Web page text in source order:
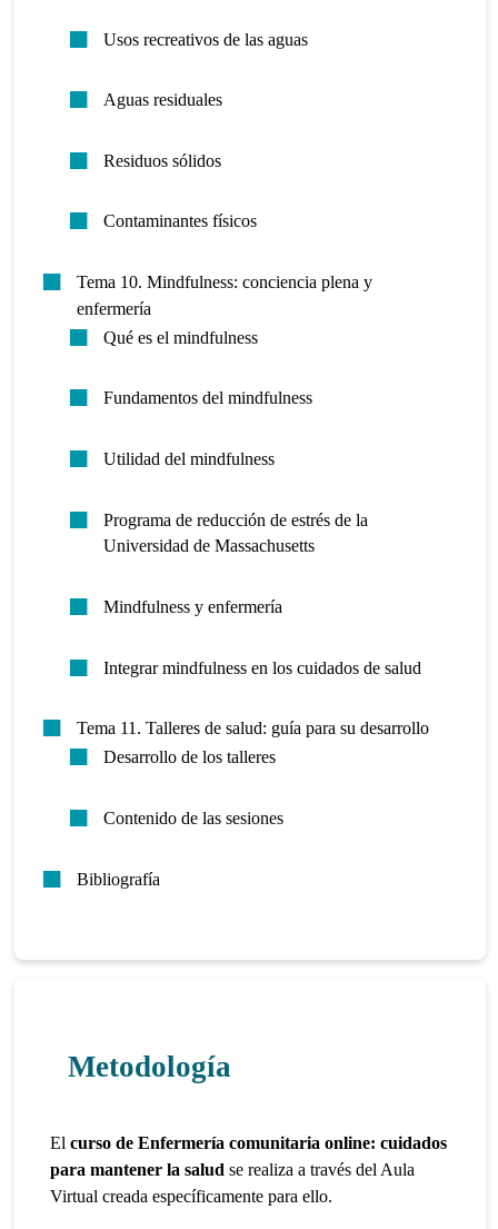
Usos recreativos de las aguas
Aguas residuales
Residuos sólidos
Contaminantes físicos
Tema 10. Mindfulness: conciencia plena y
enfermería
Qué es el mindfulness
Fundamentos del mindfulness
Utilidad del mindfulness
Programa de reducción de estrés de la
Universidad de Massachusetts
Mindfulness y enfermería
Integrar mindfulness en los cuidados de salud
Tema 11. Talleres de salud: guía para su desarrollo
Desarrollo de los talleres
Contenido de las sesiones
Bibliografía
Metodología
Elcurso de Enfermería comunitaria online: cuidados
para mantener la salud se realiza a través del Aula
Virtual creada específicamente para ello.